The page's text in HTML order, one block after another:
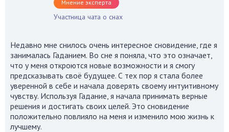
Мнение эксперта
Участница чата о снах
Недавно мне снилось очень интересное сновидение, где я
занималась Гаданием. Во сне я поняла, что это означает,
что у меня откроются новые возможности и я смогу
предсказывать своё будущее. С тех пор я стала более
уверенной в себе и начала доверять своему интуитивному
чувству. Используя Гадание, я начала принимать верные
решения и достигать своих целей. Это сновидение
положительно повлияло на меня и изменило мою жизнь к
лучшему.